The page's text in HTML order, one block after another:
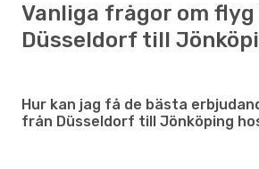
Vanliga frågor om
Düsseldorf till
Hur kan jag få de bästa
från Düsseldorf till Jönköping